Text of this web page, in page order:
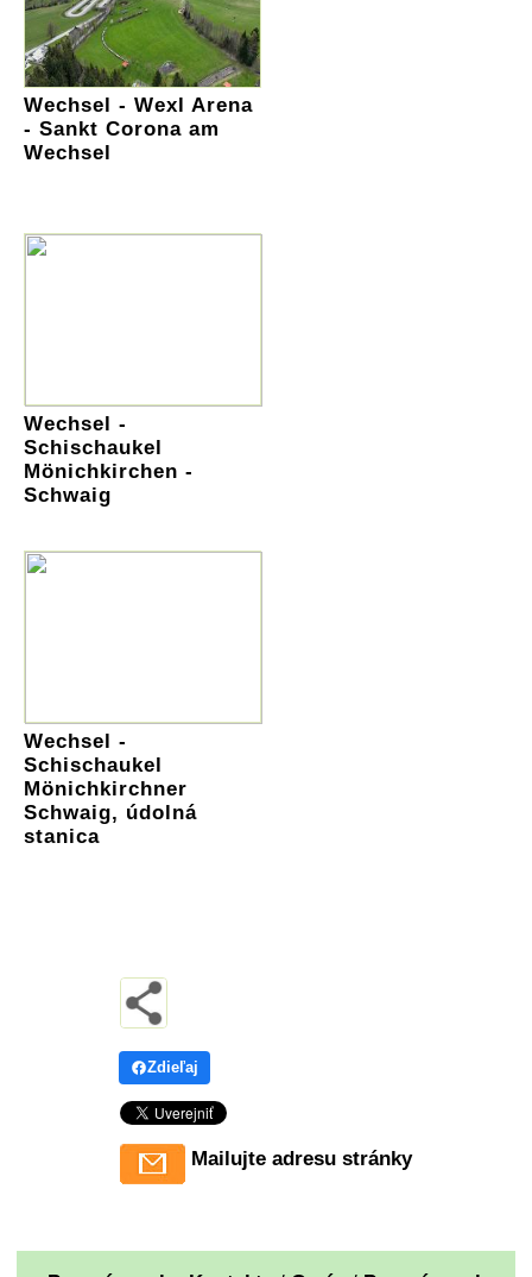
Wechsel - Wexl Arena
- Sankt Corona am
Wechsel
Wechsel -
Schischaukel
Mönichkirchen -
Schwaig
Wechsel -
Schischaukel
Mönichkirchner
Schwaig, údolná
stanica
Zdieľaj
Mailujte adresu stránky